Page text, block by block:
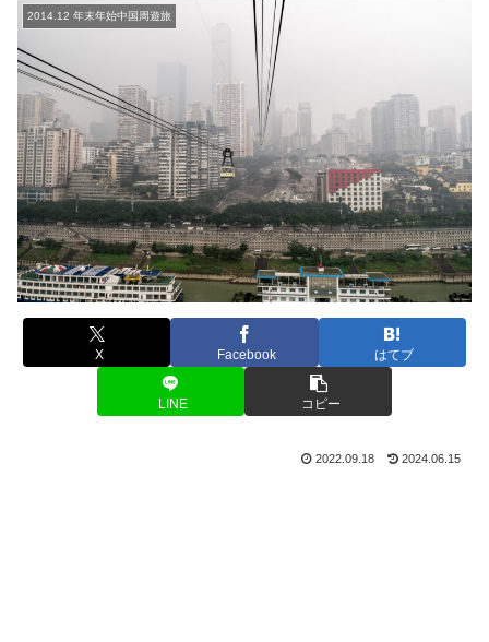
2014.12 年末年始中国周遊旅
X Facebook はてブ
LINE コピー
2022.09.18 2024.06.15